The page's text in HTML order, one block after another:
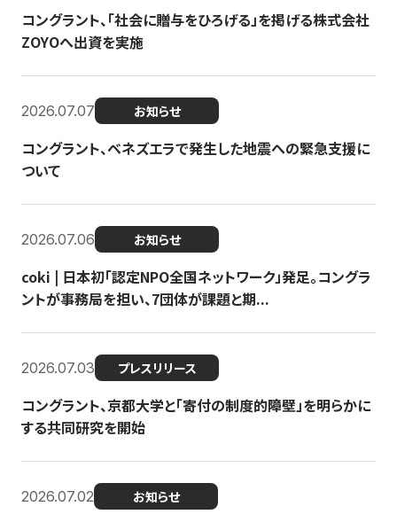
コングラント、「社会に贈与をひろげる」を掲げる株式会社
ZOYOへ出資を実施
2026.07.07 お知らせ
コングラント、ベネズエラで発生した地震への緊急支援に
ついて
2026.07.06 お知らせ
coki | 日本初「認定NPO全国ネットワーク」発足。コングラ
ントが事務局を担い、7団体が課題と期...
2026.07.03 プレスリリース
コングラント、京都大学と「寄付の制度的障壁」を明らかに
する共同研究を開始
2026.07.02 お知らせ